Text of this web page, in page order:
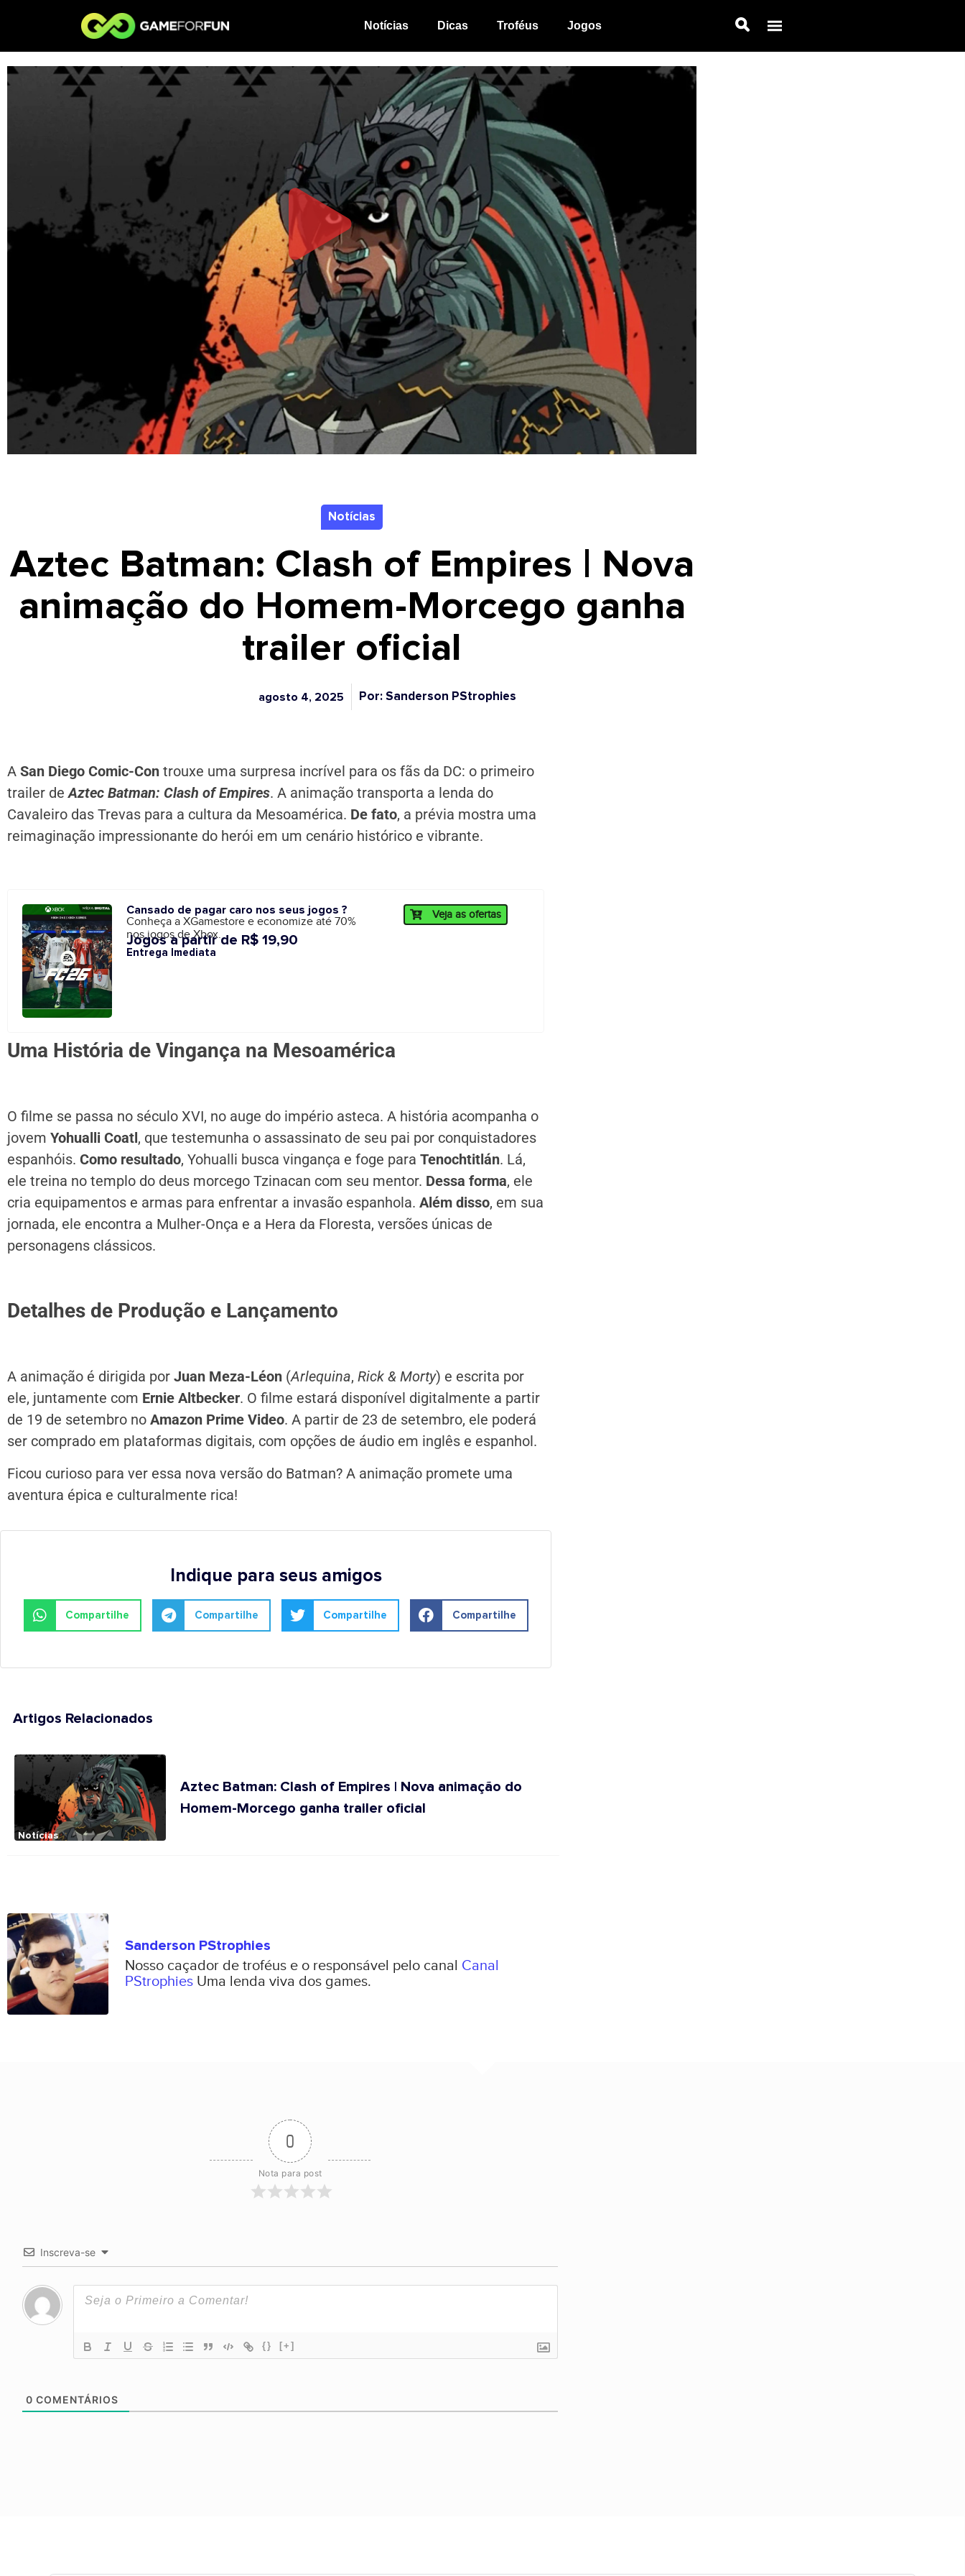
Notícias Dicas Troféus Jogos
Notícias
Aztec Batman: Clash of Empires | Nova
animação do Homem-Morcego ganha
trailer oficial
agosto 4, 2025 Por: Sanderson PStrophies
A San Diego Comic-Con trouxe uma surpresa incrível para os fãs da DC: o primeiro
trailer deAztec Batman: Clash of Empires. A animação transporta a lenda do
Cavaleiro das Trevas para a cultura da Mesoamérica. De fato, a prévia mostra uma
reimaginação impressionante do herói em um cenário histórico e vibrante.
Cansado de pagar caro nos seus jogos ?
Conheça a XGamestore e economize até 70%
nos jogos de Xbox.
Jogos a partir de R$ 19,90
Entrega Imediata
Veja as ofertas
Uma História de Vingança na Mesoamérica
O filme se passa no século XVI, no auge do império asteca. A história acompanha o
jovem Yohualli Coatl, que testemunha o assassinato de seu pai por conquistadores
espanhóis. Como resultado, Yohualli busca vingança e foge para Tenochtitlán. Lá,
ele treina no templo do deus morcego Tzinacan com seu mentor. Dessa forma, ele
cria equipamentos e armas para enfrentar a invasão espanhola. Além disso, em sua
jornada, ele encontra a Mulher-Onça e a Hera da Floresta, versões únicas de
personagens clássicos.
Detalhes de Produção e Lançamento
A animação é dirigida por Juan Meza-Léon (Arlequina, Rick & Morty) e escrita por
ele, juntamente com Ernie Altbecker. O filme estará disponível digitalmente a partir
de 19 de setembro no Amazon Prime Video. A partir de 23 de setembro, ele poderá
ser comprado em plataformas digitais, com opções de áudio em inglês e espanhol.
Ficou curioso para ver essa nova versão do Batman? A animação promete uma
aventura épica e culturalmente rica!
Indique para seus amigos
Compartilhe Compartilhe Compartilhe Compartilhe
Artigos Relacionados
Notícias
Aztec Batman: Clash of Empires | Nova animação do
Homem-Morcego ganha trailer oficial
Sanderson PStrophies
Nosso caçador de troféus e o responsável pelo canal Canal
PStrophies Uma lenda viva dos games.
0
Nota para post
Inscreva-se
{} [+]
0 COMENTÁRIOS